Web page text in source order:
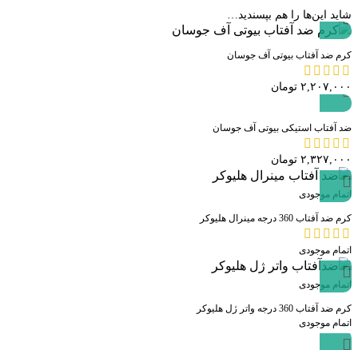
شاید این‌ها را هم بپسندید…
مشاهده سریع
کرم ضد آفتاب بیوتی آف جوسان
۲,۲۰۷,۰۰۰ تومان
مشاهده سریع
ضد آفتاب استیکی بیوتی آف جوسان
۲,۳۲۷,۰۰۰ تومان
اتمام موجودی
مشاهده سریع
کرم ضد آفتاب 360 درجه مینرال هلیوکر
اتمام موجودی
اتمام موجودی
مشاهده سریع
کرم ضد آفتاب 360 درجه واتر ژل هلیوکر
اتمام موجودی